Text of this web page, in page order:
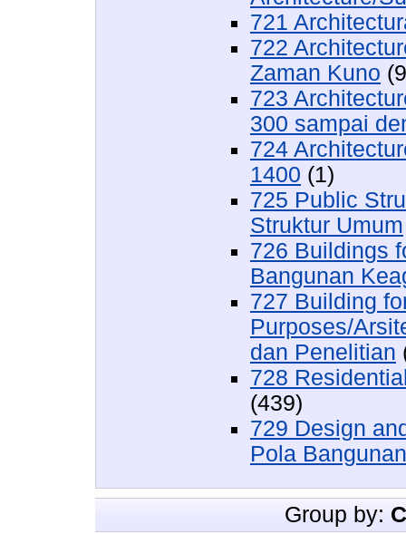
721
722
Zaman Kuno
723
300 sampai
724
1400 (1)
725 Public
Struktur Umum
726 Buildings
Bangunan
727 Building
Purposes/
dan Penelitian
728
(439)
729 Design
Pola Bangunan
Group by: